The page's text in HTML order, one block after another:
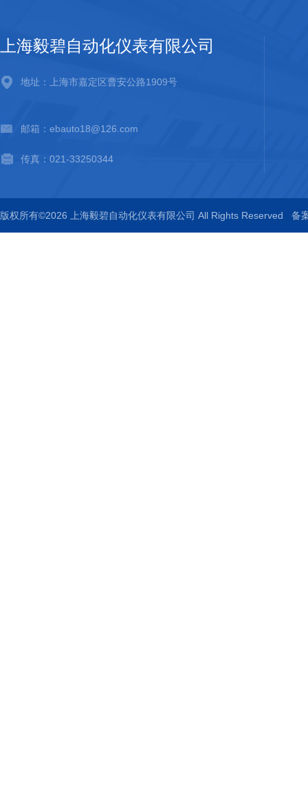
上海毅碧自动化仪表有限公司
地址：上海市嘉定区曹安公路1909号
邮箱：ebauto18@126.com
传真：021-33250344
版权所有©2026 上海毅碧自动化仪表有限公司 All Rights Reserved 备